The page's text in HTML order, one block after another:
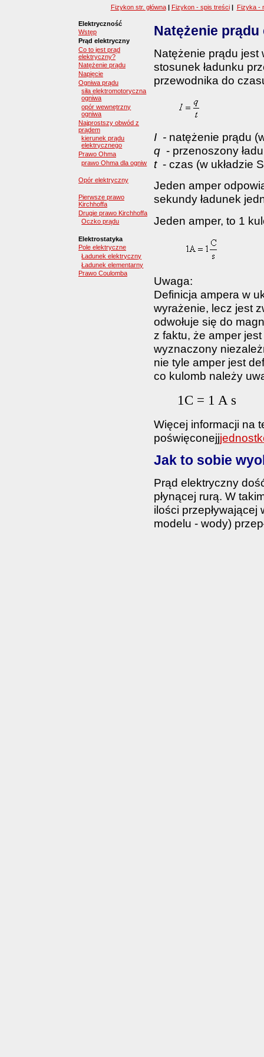
Fizykon str. główna| Fizykon - spis treści | Fizyka -
Elektryczność
Wstęp
Prąd elektryczny
Co to jest prąd
elektryczny?
Natężenie prądu
Napięcie
Ogniwa prądu
siła elektromotoryczna
ogniwa
opór wewnętrzny
ogniwa
Najprostszy obwód z
prądem
kierunek prądu
elektrycznego
Prawo Ohma
prawo Ohma dla ogniw
Opór elektryczny
Pierwsze prawo
Kirchhoffa
Drugie prawo Kirchhoffa
Oczko prądu
Elektrostatyka
Pole elektryczne
Ładunek elektryczny
Ładunek elementarny
Prawo Coulomba
Natężenie
Natężenie prądu jest
stosunek ładunku
przewodnika do
I - natężenie prądu
q - przenoszony
t- czas (w układzie
Jeden amper
sekundy ładunek
Jeden amper, to 1
Uwaga:
Definicja ampera w
wyrażenie, lecz jest
odwołuje się do
z faktu, że amper jest
wyznaczony
nie tyle amper jest
co kulomb należy
1C = 1 A s
Więcej informacji na
poświęconejj
Jak to sobie
Prąd elektryczny
płynącej rurą. W
ilości przepływającej
modelu - wody)